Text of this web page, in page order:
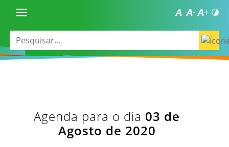
Agenda para o dia 03 de
Agosto de 2020